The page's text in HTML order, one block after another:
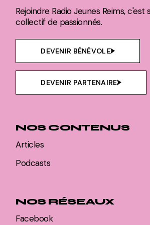
Rejoindre Radio Jeunes Reims, c'est
collectif de passionnés.
DEVENIR BÉNÉVOLE
DEVENIR PARTENAIRE
NOS CONTENUS
Articles
Podcasts
NOS RÉSEAUX
Facebook